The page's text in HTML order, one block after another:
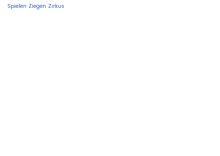
Spielen Ziegen Zirkus